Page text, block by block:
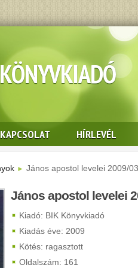
KAPCSOLAT HÍRLEVÉL
► János apostol levelei 2009/
János apostol levelei
Kiadó: BIK Könyvkiadó
Kiadás éve: 2009
Kötés: ragasztott
Oldalszám: 161